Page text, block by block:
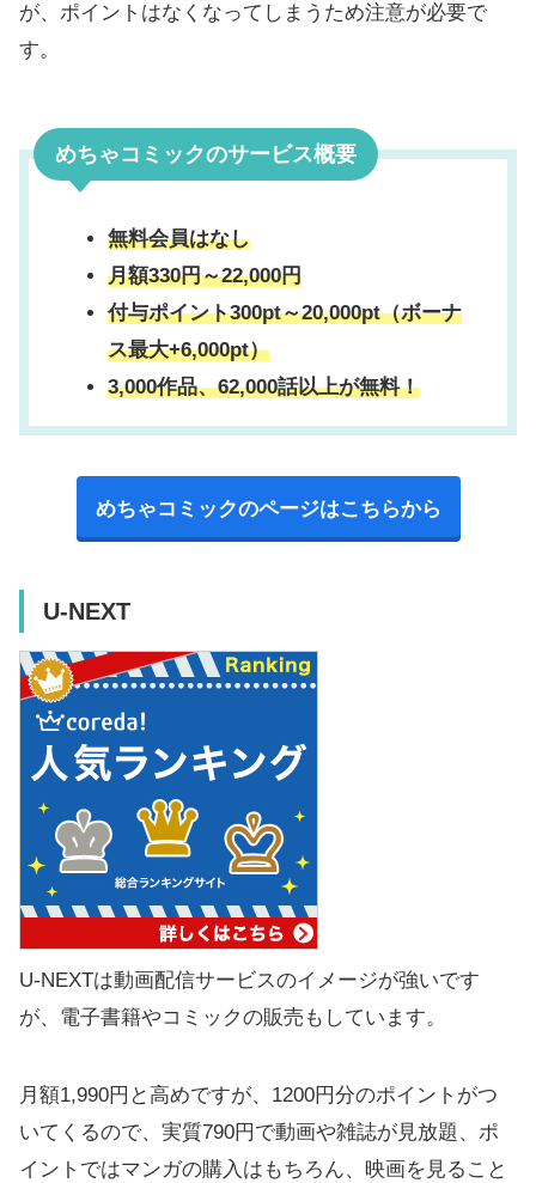
が、ポイントはなくなってしまうため注意が必要で
す。
めちゃコミックのサービス概要
無料会員はなし
月額330円～22,000円
付与ポイント300pt～20,000pt（ボーナ
ス最大+6,000pt）
3,000作品、62,000話以上が無料！
めちゃコミックのページはこちらから
U-NEXT
U-NEXTは動画配信サービスのイメージが強いです
が、電子書籍やコミックの販売もしています。
月額1,990円と高めですが、1200円分のポイントがつ
いてくるので、実質790円で動画や雑誌が見放題、ポ
イントではマンガの購入はもちろん、映画を見ること